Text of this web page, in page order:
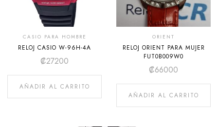
CASIO PARA HOMBRE
RELOJ CASIO W-96H-4A
₡27200
AÑADIR AL CARRITO
ORIENT
RELOJ ORIENT PARA MUJER
FUT0B009W0
₡66000
AÑADIR AL CARRITO